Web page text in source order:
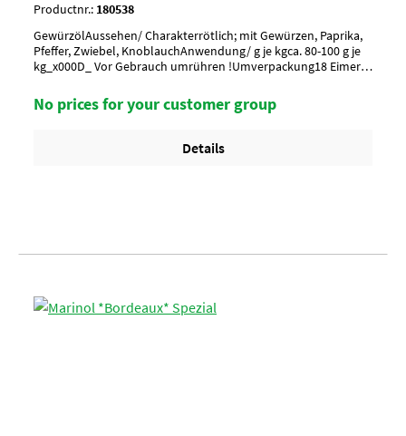
Productnr.: 180538
GewürzölAussehen/ Charakterrötlich; mit Gewürzen, Paprika,
Pfeffer, Zwiebel, KnoblauchAnwendung/ g je kgca. 80-100 g je
kg_x000D_ Vor Gebrauch umrühren !Umverpackung18 Eimer a
StatusHalal geeignet
No prices for your customer group
Details